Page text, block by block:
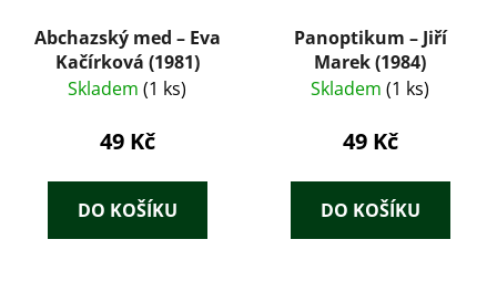
Abchazský med – Eva
Kačírková (1981)
Skladem (1 ks)
49 Kč
DO KOŠÍKU
Panoptikum – Jiří
Marek (1984)
Skladem (1 ks)
49 Kč
DO KOŠÍKU